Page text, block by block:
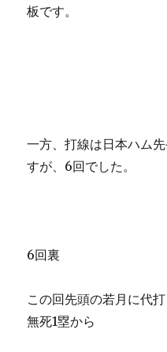
板です。
一方、打線は日本ハム
すが、6回でした。
6回裏
この回先頭の若月に代
無死1塁から